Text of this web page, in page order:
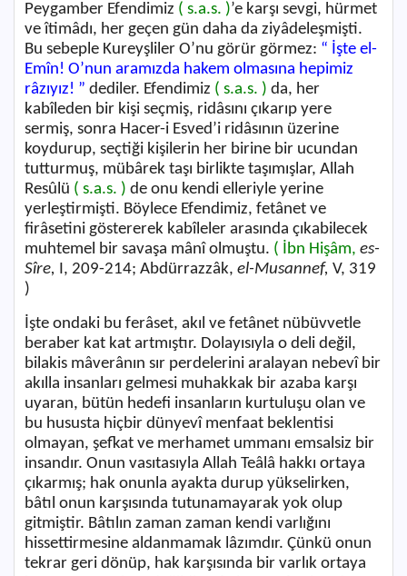
Peygamber Efendimiz ( s.a.s. )’e karşı sevgi, hürmet
ve îtimâdı, her geçen gün daha da ziyâdeleşmişti.
Bu sebeple Kureyşliler O’nu görür görmez: “ İşte el-
Emîn! O’nun aramızda hakem olmasına hepimiz
râzıyız! ” dediler. Efendimiz ( s.a.s. ) da, her
kabîleden bir kişi seçmiş, ridâsını çıkarıp yere
sermiş, sonra Hacer-i Esved’i ridâsının üzerine
koydurup, seçtiği kişilerin her birine bir ucundan
tutturmuş, mübârek taşı birlikte taşımışlar, Allah
Resûlü ( s.a.s. ) de onu kendi elleriyle yerine
yerleştirmişti. Böylece Efendimiz, fetânet ve
firâsetini göstererek kabîleler arasında çıkabilecek
muhtemel bir savaşa mânî olmuştu. ( İbn Hişâm,es-
Sîre, I, 209-214; Abdürrazzâk,el-Musannef, V, 319
)
İşte ondaki bu ferâset, akıl ve fetânet nübüvvetle
beraber kat kat artmıştır. Dolayısıyla o deli değil,
bilakis mâverânın sır perdelerini aralayan nebevî bir
akılla insanları gelmesi muhakkak bir azaba karşı
uyaran, bütün hedefi insanların kurtuluşu olan ve
bu hususta hiçbir dünyevî menfaat beklentisi
olmayan, şefkat ve merhamet ummanı emsalsiz bir
insandır. Onun vasıtasıyla Allah Teâlâ hakkı ortaya
çıkarmış; hak onunla ayakta durup yükselirken,
bâtıl onun karşısında tutunamayarak yok olup
gitmiştir. Bâtılın zaman zaman kendi varlığını
hissettirmesine aldanmamak lâzımdır. Çünkü onun
tekrar geri dönüp, hak karşısında bir varlık ortaya